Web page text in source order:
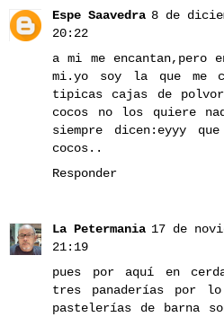
Espe Saavedra 8 de
20:22
a mi me encantan,pero
mi.yo soy la que me
tipicas cajas de
cocos no los quiere
siempre dicen:eyyy
cocos..
Responder
La Petermania 17 de
21:19
pues por aquí en
tres panaderías por
pastelerías de barna son